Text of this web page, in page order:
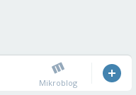
Mikroblog